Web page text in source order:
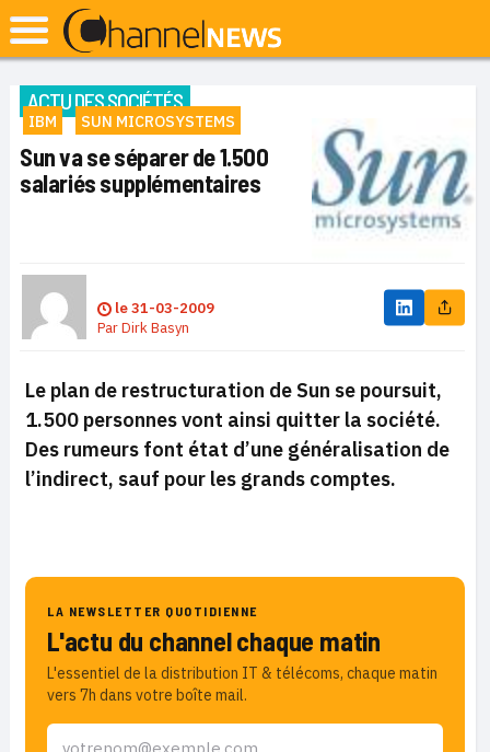
ACTU DES SOCIÉTÉS
IBM SUN MICROSYSTEMS
Sun va se séparer de 1.500
salariés supplémentaires
le31-03-2009
ParDirk Basyn
Le plan de restructuration de Sun se poursuit,
1.500 personnes vont ainsi quitter la société.
Des rumeurs font état d’une généralisation de
l’indirect, sauf pour les grands comptes.
LA NEWSLETTER QUOTIDIENNE
L'actu du channel chaque matin
L'essentiel de la distribution IT & télécoms, chaque matin
vers 7h dans votre boîte mail.